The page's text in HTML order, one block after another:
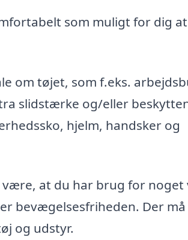
som muligt for dig at
om tøjet, som f.eks.
slidstærke og/eller
hjelm, handsker og
at du har brug for noget
bevægelsesfriheden. Der
og udstyr.